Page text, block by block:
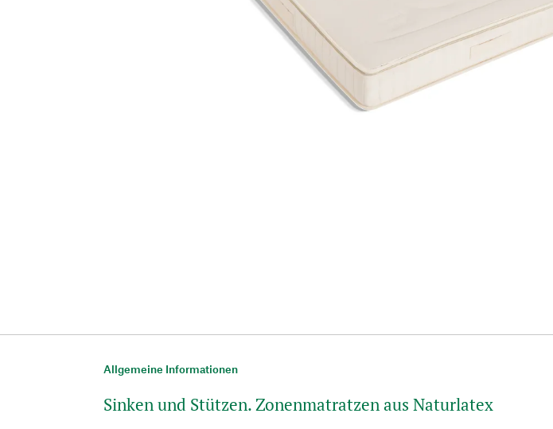
Allgemeine Informationen
Sinken und Stützen. Zonenmatratzen aus Naturlatex